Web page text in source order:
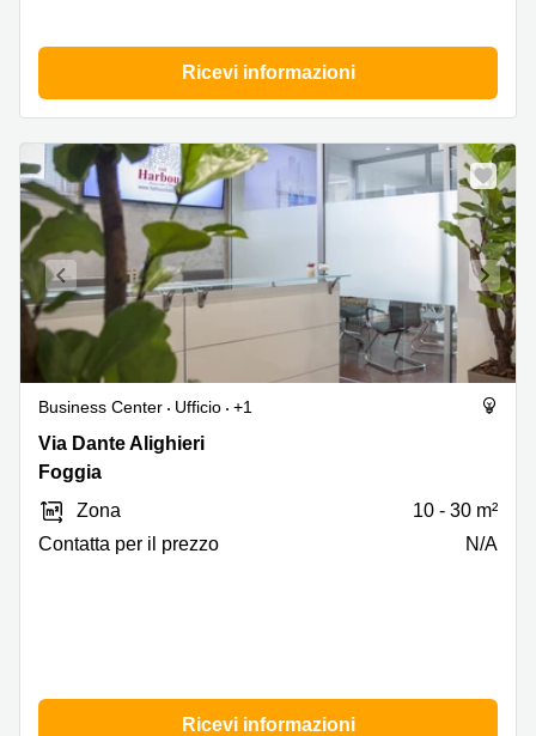
Ricevi informazioni
Business Center Ufficio
+1
Via
Dante
14,
Foggia
Via Dante Alighieri
Foggia
Zona
10 - 30 m²
Сontatta per il prezzo
N/A
Ricevi informazioni